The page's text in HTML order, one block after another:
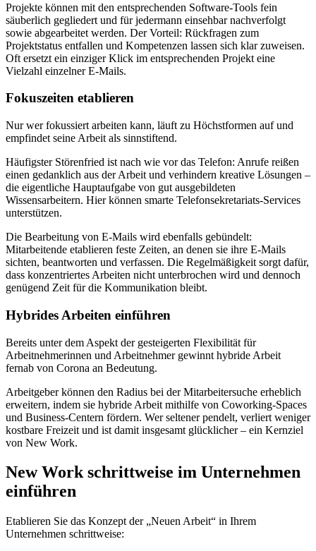
Projekte können mit den entsprechenden Software-Tools fein
säuberlich gegliedert und für jedermann einsehbar nachverfolgt
sowie abgearbeitet werden. Der Vorteil: Rückfragen zum
Projektstatus entfallen und Kompetenzen lassen sich klar zuweisen.
Oft ersetzt ein einziger Klick im entsprechenden Projekt eine
Vielzahl einzelner E-Mails.
Fokuszeiten etablieren
Nur wer fokussiert arbeiten kann, läuft zu Höchstformen auf und
empfindet seine Arbeit als sinnstiftend.
Häufigster Störenfried ist nach wie vor das Telefon: Anrufe reißen
einen gedanklich aus der Arbeit und verhindern kreative Lösungen –
die eigentliche Hauptaufgabe von gut ausgebildeten
Wissensarbeitern. Hier können smarte Telefonsekretariats-Services
unterstützen.
Die Bearbeitung von E-Mails wird ebenfalls gebündelt:
Mitarbeitende etablieren feste Zeiten, an denen sie ihre E-Mails
sichten, beantworten und verfassen. Die Regelmäßigkeit sorgt dafür,
dass konzentriertes Arbeiten nicht unterbrochen wird und dennoch
genügend Zeit für die Kommunikation bleibt.
Hybrides Arbeiten einführen
Bereits unter dem Aspekt der gesteigerten Flexibilität für
Arbeitnehmerinnen und Arbeitnehmer gewinnt hybride Arbeit
fernab von Corona an Bedeutung.
Arbeitgeber können den Radius bei der Mitarbeitersuche erheblich
erweitern, indem sie hybride Arbeit mithilfe von Coworking-Spaces
und Business-Centern fördern. Wer seltener pendelt, verliert weniger
kostbare Freizeit und ist damit insgesamt glücklicher – ein Kernziel
von New Work.
New Work schrittweise im Unternehmen
einführen
Etablieren Sie das Konzept der „Neuen Arbeit“ in Ihrem
Unternehmen schrittweise: